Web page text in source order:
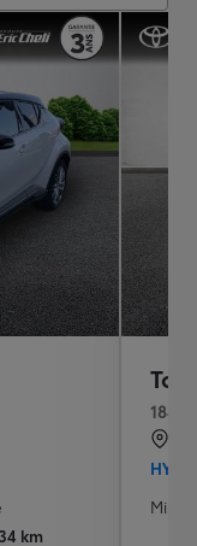
km
184h
Mise